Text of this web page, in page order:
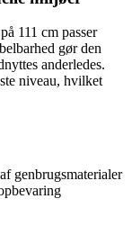
111 cm passer
gør den
anderledes.
niveau, hvilket
genbrugsmaterialer